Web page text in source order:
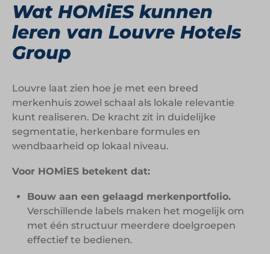
Wat HOMiES kunnen
leren van Louvre Hotels
Group
Louvre laat zien hoe je met een breed
merkenhuis zowel schaal als lokale relevantie
kunt realiseren. De kracht zit in duidelijke
segmentatie, herkenbare formules en
wendbaarheid op lokaal niveau.
Voor HOMiES betekent dat:
Bouw aan een gelaagd merkenportfolio.
Verschillende labels maken het mogelijk om
met één structuur meerdere doelgroepen
effectief te bedienen.